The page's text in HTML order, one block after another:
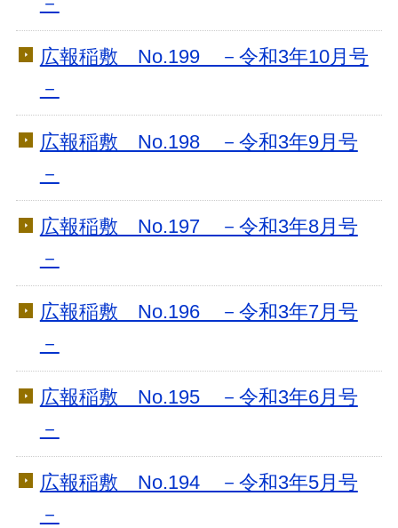
広報稲敷 No.199 －令和3年10月号
－
広報稲敷 No.198 －令和3年9月号
－
広報稲敷 No.197 －令和3年8月号
－
広報稲敷 No.196 －令和3年7月号
－
広報稲敷 No.195 －令和3年6月号
－
広報稲敷 No.194 －令和3年5月号
－